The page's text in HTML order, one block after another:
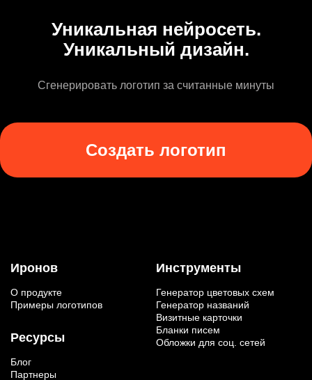
Уникальная нейросеть.
Уникальный дизайн.
Сгенерировать логотип за считанные минуты
Создать логотип
Иронов
О продукте
Примеры логотипов
Ресурсы
Блог
Партнеры
Инструменты
Генератор цветовых схем
Генератор названий
Визитные карточки
Бланки писем
Обложки для соц. сетей